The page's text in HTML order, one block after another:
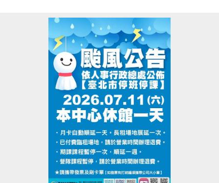
網路報名請點我(開啟新視窗)
▪︎ 大安APP 長佳Sports+ APP傳送門⬇
APPLE 傳送門點我(開啟新視窗)
google play 傳送門點我(開啟新視窗)
相關洽詢(02)2377-0300
▪︎ 泳池 分機 105
▪︎ 課務/球類 分機 103、104
▪︎ 體適能(肌力體能) 分機 107